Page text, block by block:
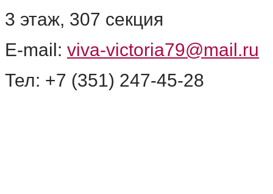
3 этаж, 307 секция
E-mail: viva-victoria79@mail.ru
Тел: +7 (351) 247-45-28